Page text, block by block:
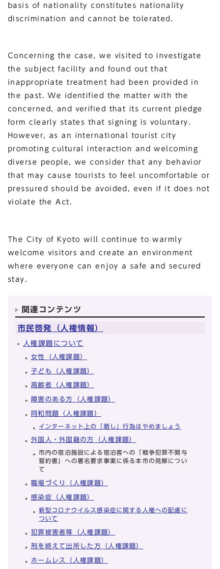
basis of nationality constitutes nationality
discrimination and cannot be tolerated.
Concerning the case, we visited to investigate
the subject facility and found out that
inappropriate treatment had been provided in
the past. We identified the matter with the
concerned, and verified that its current pledge
form clearly states that signing is voluntary.
However, as an international tourist city
promoting cultural interaction and welcoming
diverse people, we consider that any behavior
that may cause tourists to feel uncomfortable or
pressured should be avoided, even if it does not
violate the Act.
The City of Kyoto will continue to warmly
welcome visitors and create an environment
where everyone can enjoy a safe and secured
stay.
関連コンテンツ
市民啓発（人権情報）
人権課題について
女性（人権課題）
子ども（人権課題）
高齢者（人権課題）
障害のある方（人権課題）
同和問題（人権課題）
インターネット上の「晒し」行為はやめましょう
外国人・外国籍の方（人権課題）
市内の宿泊施設による宿泊客への「戦争犯罪不関与
誓約書」への署名要求事案に係る本市の見解につい
て
職場づくり（人権課題）
感染症（人権課題）
新型コロナウイルス感染症に関する人権への配慮に
ついて
犯罪被害者等（人権課題）
刑を終えて出所した方（人権課題）
ホームレス（人権課題）